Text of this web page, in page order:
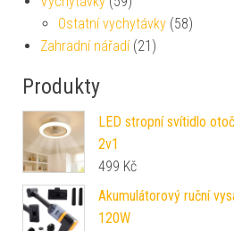
Ostatní vychytávky (58)
Zahradní nářadí (21)
Produkty
LED stropní svítidlo
2v1
499 Kč
Akumulátorový ruční
120W